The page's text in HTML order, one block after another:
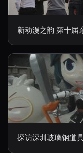
新动漫之韵 第十届
探访深圳玻璃钢道